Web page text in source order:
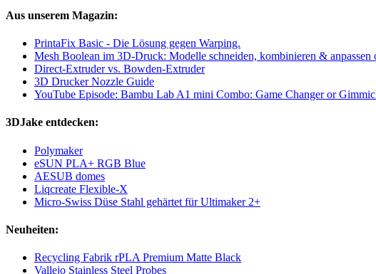
Aus unserem Magazin:
PrintaFix Basic - Die Lösung gegen Warping.
Mesh Boolean im 3D-Druck: Modelle schneiden, kombinieren &
Direct-Extruder vs. Bowden-Extruder
3D Drucker Nozzle Guide
YouTube Episode: Bambu Lab A1 mini Combo: Game Changer or
3DJake entdecken:
Polymaker
eSUN PLA+ RGB Blue
AESUB domes
Liqcreate Flexible-X
Micro-Swiss Düse Stahl gehärtet für Ultimaker 2+
Neuheiten:
Recycling Fabrik rPLA Premium Matte Black
Vallejo Stainless Steel Probes